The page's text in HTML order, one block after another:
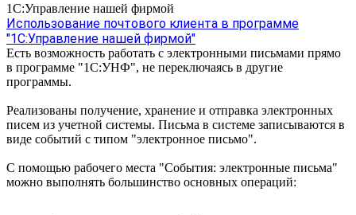
1С:Управление нашей фирмой
Использование почтового клиента в программе
"1С:Управление нашей фирмой"
Есть возможность работать с электронными письмами прямо
в программе "1С:УНФ", не переключаясь в другие
программы.
Реализованы получение, хранение и отправка электронных
писем из учетной системы. Письма в системе записываются в
виде событий с типом "электронное письмо".
С помощью рабочего места "События: электронные письма"
можно выполнять большинство основных операций: